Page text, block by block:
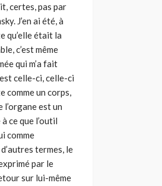
certes, pas par
J’en ai été, à
qu’elle était la
c’est même
qui m’a fait
celle-ci, celle-ci
comme un corps,
l’organe est un
ce que l’outil
comme
termes, le
par le
sur lui-même